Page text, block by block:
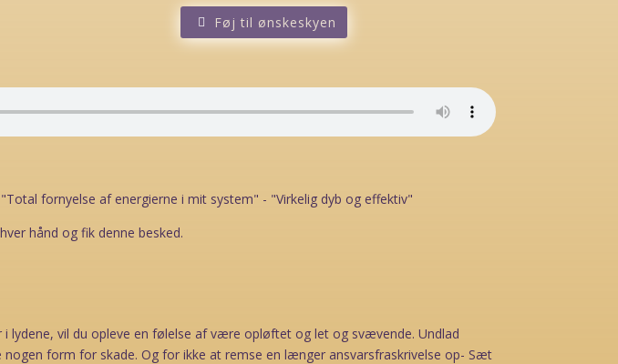
Føj til ønskeskyen
fornyelse af energierne i mit system" - "Virkelig dyb og effektiv"
hånd og fik denne besked.
lydene, vil du opleve en følelse af være opløftet og let og svævende. Undlad
form for skade. Og for ikke at remse en længer ansvarsfraskrivelse op- Sæt